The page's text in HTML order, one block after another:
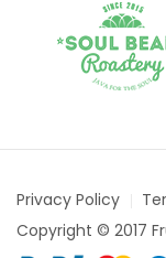
Privacy Policy
Copyright © 2017